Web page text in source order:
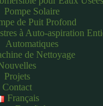
Pompe Solaire
de Puit Profond
à Auto-aspiration
Automatiques
de Nettoyage
Projets
Contact
Français